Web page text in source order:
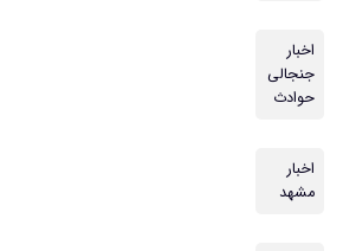
اخبار
جنجالی
حوادث
اخبار
مشهد